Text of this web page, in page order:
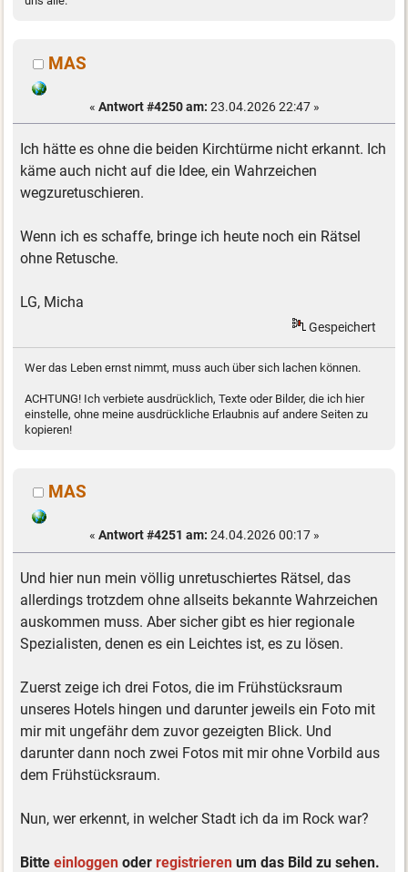
MAS
« Antwort #4250 am: 23.04.2026 22:47 »
Ich hätte es ohne die beiden Kirchtürme nicht erkannt. Ich
käme auch nicht auf die Idee, ein Wahrzeichen
wegzuretuschieren.
Wenn ich es schaffe, bringe ich heute noch ein Rätsel
ohne Retusche.
LG, Micha
Gespeichert
Wer das Leben ernst nimmt, muss auch über sich lachen können.
ACHTUNG! Ich verbiete ausdrücklich, Texte oder Bilder, die ich hier
einstelle, ohne meine ausdrückliche Erlaubnis auf andere Seiten zu
kopieren!
MAS
« Antwort #4251 am: 24.04.2026 00:17 »
Und hier nun mein völlig unretuschiertes Rätsel, das
allerdings trotzdem ohne allseits bekannte Wahrzeichen
auskommen muss. Aber sicher gibt es hier regionale
Spezialisten, denen es ein Leichtes ist, es zu lösen.
Zuerst zeige ich drei Fotos, die im Frühstücksraum
unseres Hotels hingen und darunter jeweils ein Foto mit
mir mit ungefähr dem zuvor gezeigten Blick. Und
darunter dann noch zwei Fotos mit mir ohne Vorbild aus
dem Frühstücksraum.
Nun, wer erkennt, in welcher Stadt ich da im Rock war?
Bitteeinloggen oderregistrieren um das Bild zu sehen.